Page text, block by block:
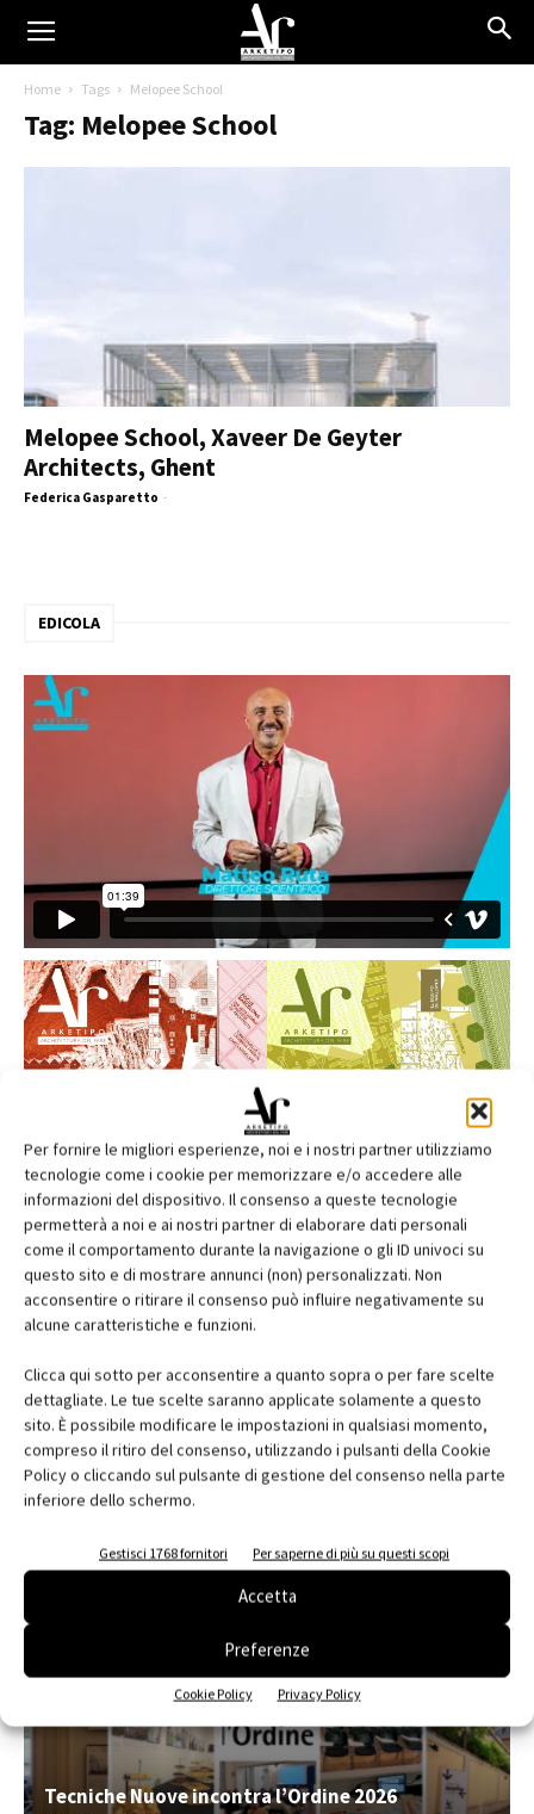
Per fornire le migliori esperienze, noi e i nostri partner utilizziamo
tecnologie come i cookie per memorizzare e/o accedere alle
informazioni del dispositivo. Il consenso a queste tecnologie
permetterà a noi e ai nostri partner di elaborare dati personali
come il comportamento durante la navigazione o gli ID univoci su
questo sito e di mostrare annunci (non) personalizzati. Non
acconsentire o ritirare il consenso può influire negativamente su
alcune caratteristiche e funzioni.
Clicca qui sotto per acconsentire a quanto sopra o per fare scelte
dettagliate. Le tue scelte saranno applicate solamente a questo
sito. È possibile modificare le impostazioni in qualsiasi momento,
compreso il ritiro del consenso, utilizzando i pulsanti della Cookie
Policy o cliccando sul pulsante di gestione del consenso nella parte
inferiore dello schermo.
Gestisci 1768 fornitori Per saperne di più su questi scopi
Accetta
Preferenze
Cookie Policy Privacy Policy
Home Tags Melopee School
Tag: Melopee School
Melopee School, Xaveer De Geyter
Architects, Ghent
Federica Gasparetto -
EDICOLA
Edicola web
Abbonati e regala
Iscriviti alla newsletter
Tecniche Nuove incontra l’Ordine 2026